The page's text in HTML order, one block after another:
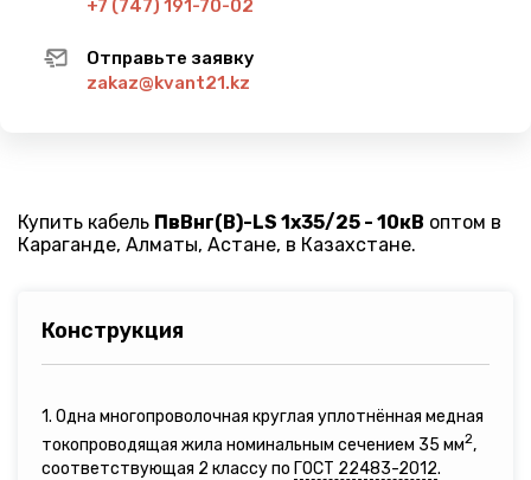
+7 (747) 191-70-02
Отправьте заявку
zakaz@kvant21.kz
Купить кабель ПвВнг(B)-LS 1х35/25 - 10кВ оптом в
Караганде, Алматы, Астане, в Казахстане.
Конструкция
1. Одна многопроволочная круглая уплотнённая медная
токопроводящая жила номинальным сечением 35 мм2,
соответствующая 2 классу по ГОСТ 22483-2012.